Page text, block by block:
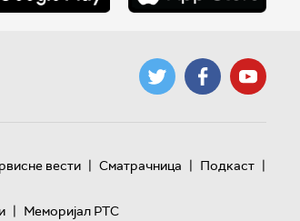
вести | Сматрачница | Подкаст |
| Меморијал РТС